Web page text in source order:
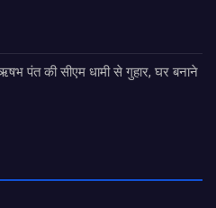
पंत की सीएम धामी से गुहार, घर बनाने